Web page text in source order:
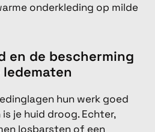
onderkleding op milde
en de bescherming
hun werk goed
je huid droog. Echter,
losbarsten of een